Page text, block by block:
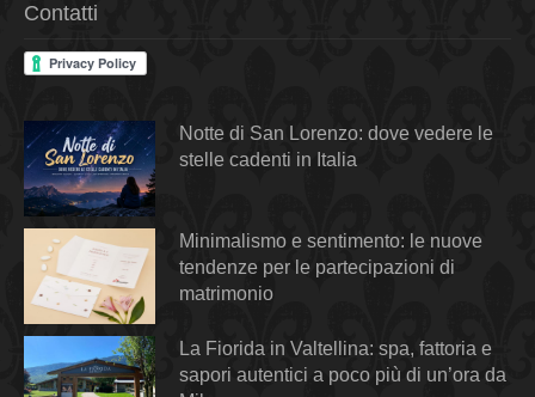
Contatti
Notte di San Lorenzo: dove vedere le
stelle cadenti in Italia
Minimalismo e sentimento: le nuove
tendenze per le partecipazioni di
matrimonio
La Fiorida in Valtellina: spa, fattoria e
sapori autentici a poco più di un’ora da